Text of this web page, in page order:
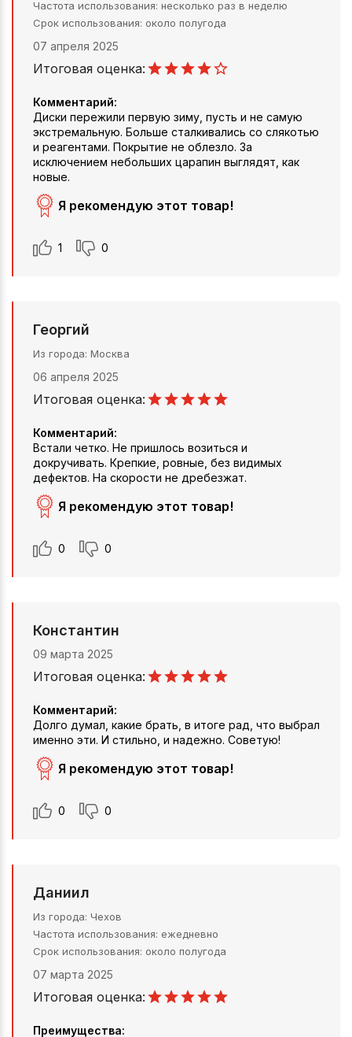
Частота использования несколько раз в неделю
Срок использования около полугода
07 апреля 2025
Итоговая оценка:
Комментарий:
Диски пережили первую зиму, пусть и не самую
экстремальную. Больше сталкивались со слякотью
и реагентами. Покрытие не облезло. За
исключением небольших царапин выглядят, как
новые.
Я рекомендую этот товар!
1 0
Георгий
Из города Москва
06 апреля 2025
Итоговая оценка:
Комментарий:
Встали четко. Не пришлось возиться и
докручивать. Крепкие, ровные, без видимых
дефектов. На скорости не дребезжат.
Я рекомендую этот товар!
0 0
Константин
09 марта 2025
Итоговая оценка:
Комментарий:
Долго думал, какие брать, в итоге рад, что выбрал
именно эти. И стильно, и надежно. Советую!
Я рекомендую этот товар!
0 0
Даниил
Из города Чехов
Частота использования ежедневно
Срок использования около полугода
07 марта 2025
Итоговая оценка:
Преимущества: